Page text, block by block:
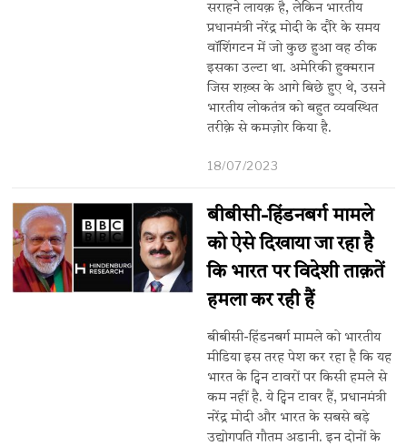
सराहने लायक़ है, लेकिन भारतीय
प्रधानमंत्री नरेंद्र मोदी के दौरे के समय
वॉशिंगटन में जो कुछ हुआ वह ठीक
इसका उल्टा था. अमेरिकी हुक्मरान
जिस शख़्स के आगे बिछे हुए थे, उसने
भारतीय लोकतंत्र को बहुत व्यवस्थित
तरीक़े से कमज़ोर किया है.
18/07/2023
बीबीसी-हिंडनबर्ग मामले
को ऐसे दिखाया जा रहा है
कि भारत पर विदेशी ताक़तें
हमला कर रही हैं
बीबीसी-हिंडनबर्ग मामले को भारतीय
मीडिया इस तरह पेश कर रहा है कि यह
भारत के ट्विन टावरों पर किसी हमले से
कम नहीं है. ये ट्विन टावर हैं, प्रधानमंत्री
नरेंद्र मोदी और भारत के सबसे बड़े
उद्योगपति गौतम अडानी. इन दोनों के